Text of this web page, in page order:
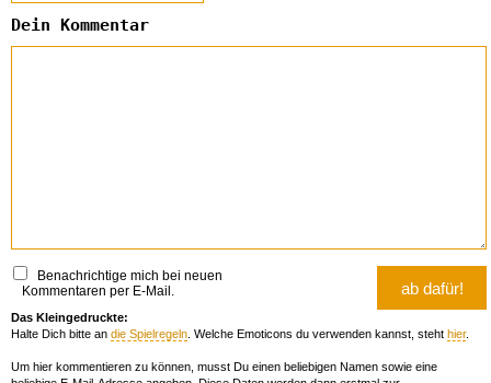
Dein Kommentar
Benachrichtige mich bei neuen
Kommentaren per E-Mail.
Das Kleingedruckte:
Halte Dich bitte an die Spielregeln . Welche Emoticons du verwenden kannst, steht hier.
Um hier kommentieren zu können, musst Du einen beliebigen Namen sowie eine